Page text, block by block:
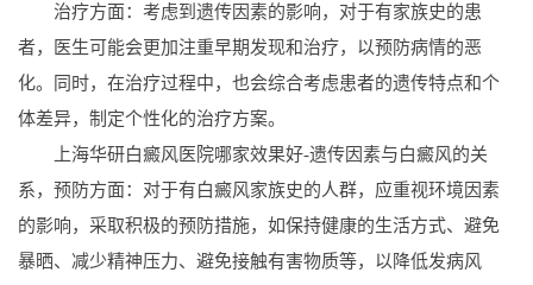
治疗方面：考虑到遗传因素的影响，对于有家族史的患
者，医生可能会更加注重早期发现和治疗，以预防病情的恶
化。同时，在治疗过程中，也会综合考虑患者的遗传特点和个
体差异，制定个性化的治疗方案。
上海华研白癜风医院哪家效果好-遗传因素与白癜风的关
系，预防方面：对于有白癜风家族史的人群，应重视环境因素
的影响，采取积极的预防措施，如保持健康的生活方式、避免
暴晒、减少精神压力、避免接触有害物质等，以降低发病风